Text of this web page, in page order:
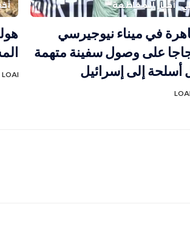
أخبار المقاطعة
في ميناء نيوجيرسي
على وصول سفينة متهمة
أسلحة إلى إسرائيل
LOAI